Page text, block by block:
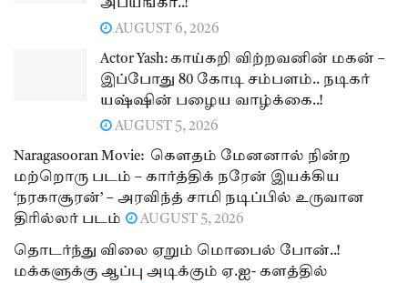
அபயங்கர்..!
AUGUST 6, 2026
Actor Yash: காய்கறி விற்றவனின் மகன் –
இப்போது 80 கோடி சம்பளம்.. நடிகர்
யஷ்ஷின் பழைய வாழ்க்கை..!
AUGUST 5, 2026
Naragasooran Movie: கௌதம் மேனனால் நின்ற
மற்றொரு படம் – கார்த்திக் நரேன் இயக்கிய
‘நரகாசூரன்’ – அரவிந்த் சாமி நடிப்பில் உருவான
திரில்லர் படம்
AUGUST 5, 2026
தொடர்ந்து விலை ஏறும் மொபைல் போன்..!
மக்களுக்கு ஆப்பு அடிக்கும் ஏ.ஐ- களத்தில்